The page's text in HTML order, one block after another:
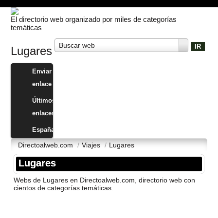
El directorio web organizado por miles de categorías
temáticas
Buscar web
Lugares
Enviar
enlace
Últimos
enlaces
España
Directoalweb.com / Viajes / Lugares
Lugares
Webs de Lugares en Directoalweb.com, directorio web con
cientos de categorí­as temáticas.